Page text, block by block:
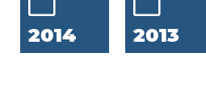
2014 2013